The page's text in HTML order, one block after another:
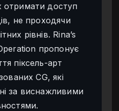
доступ
не проходячи
рівнів. Rina’s
пропонує
піксель-арт
CG, які
за виснажливими